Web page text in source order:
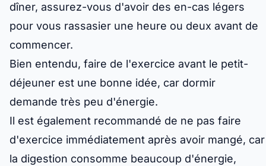
dîner, assurez-vous d'avoir des en-cas légers
pour vous rassasier une heure ou deux avant de
commencer.
Bien entendu, faire de l'exercice avant le petit-
déjeuner est une bonne idée, car dormir
demande très peu d'énergie.
Il est également recommandé de ne pas faire
d'exercice immédiatement après avoir mangé, car
la digestion consomme beaucoup d'énergie,